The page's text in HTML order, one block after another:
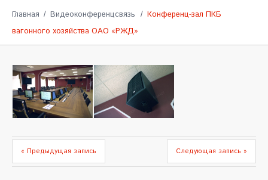
Главная Видеоконференцсвязь
Конференц-зал ПКБ
вагонного хозяйства ОАО «РЖД»
« Предыдущая запись Следующая запись »